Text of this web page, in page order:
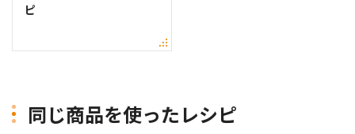
ピ
同じ商品を使ったレシピ